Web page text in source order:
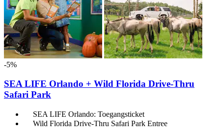
-5%
SEA LIFE Orlando + Wild Florida Drive-Thru
Safari Park
SEA LIFE Orlando: Toegangsticket
Wild Florida Drive-Thru Safari Park Entree